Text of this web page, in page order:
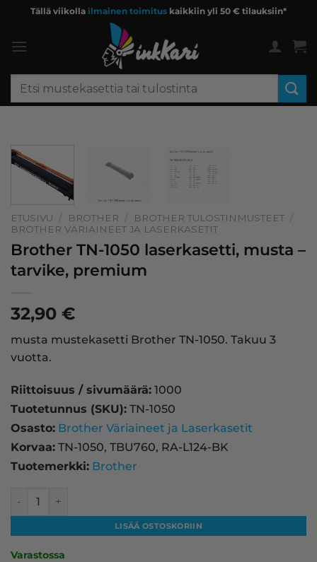
content
Tällä viikolla ilmainen toimitus kaikkiin yli 50 € tilauksiin*
Etsi:
ETUSIVU / BROTHER / BROTHER TULOSTINMUSTEET /
BROTHER VÄRIAINEET JA LASERKASETIT
Brother TN-1050 laserkasetti, musta –
tarvike, premium
32,90 €
musta mustekasetti Brother TN-1050. Takuu 3
vuotta.
Riittoisuus / sivumäärä: 1000
Tuotetunnus (SKU): TN-1050
Osasto: Brother Väriaineet ja Laserkasetit
Korvaa: TN-1050, TBU760, RA-L124-BK
Tuotemerkki: Brother
LISÄÄ OSTOSKORIIN
Varastossa